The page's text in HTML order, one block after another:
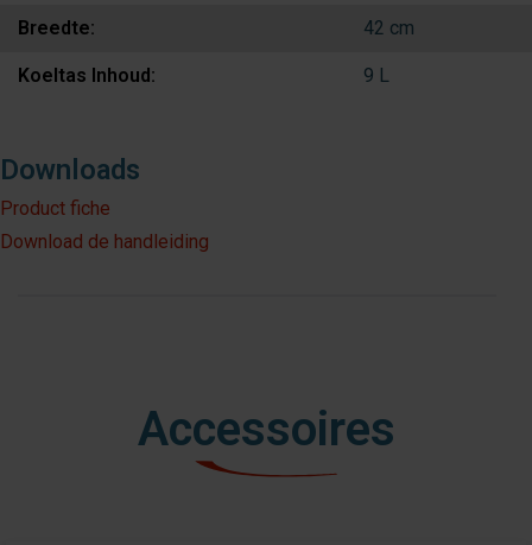
Breedte: 42 cm
Koeltas Inhoud: 9 L
Downloads
Product fiche
Download de handleiding
Accessoires